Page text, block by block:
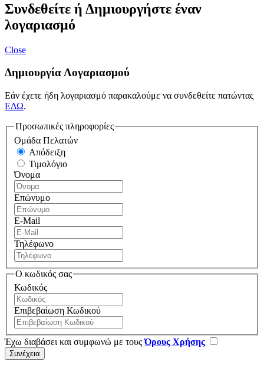
Συνδεθείτε ή Δημιουργήστε έναν
λογαριασμό
Close
Δημιουργία Λογαριασμού
Εάν έχετε ήδη λογαριασμό παρακαλούμε να συνδεθείτε πατώντας
ΕΔΩ.
Προσωπικές πληροφορίες
Ομάδα Πελατών
Απόδειξη
Τιμολόγιο
Όνομα
Επώνυμο
E-Mail
Τηλέφωνο
Ο κωδικός σας
Κωδικός
Επιβεβαίωση Κωδικού
Έχω διαβάσει και συμφωνώ με τουςΌρους Χρήσης